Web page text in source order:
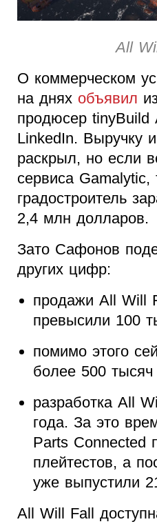
All
О коммерческом
на днях объявил
продюсер
LinkedIn. Выручку
раскрыл, но если
сервиса
градостроитель
2,4 млн долларов.
Зато Сафонов
других цифр:
продажи All Will
превысили 100
помимо этого
более 500
разработка All
года. За это
Parts Connected
плейтестов, а
уже выпустили
All Will Fall